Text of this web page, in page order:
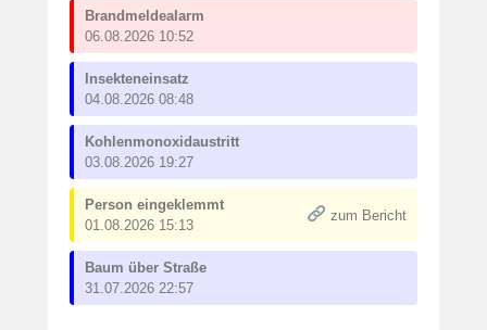
Brandmeldealarm
06.08.2026 10:52
Insekteneinsatz
04.08.2026 08:48
Kohlenmonoxidaustritt
03.08.2026 19:27
Person eingeklemmt
01.08.2026 15:13
zum Bericht
Baum über Straße
31.07.2026 22:57